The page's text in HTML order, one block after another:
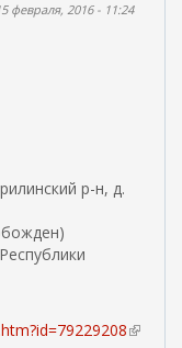
февраля, 2016 - 11:24
р-н, д.
(